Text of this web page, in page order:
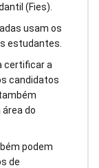
(Fies).
usam os
estudantes.
certificar a
candidatos
do
podem
de